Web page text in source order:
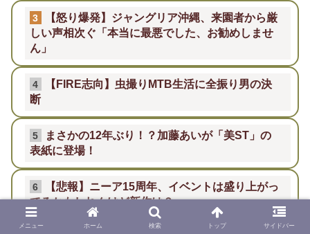
3
【怒り爆発】ジャングリア沖縄、来園者から厳
しい声相次ぐ「本当に最悪でした、お勧めしませ
ん」
4
【FIRE志向】虫撮りMTB生活に全振り男の決
断
5
まさかの12年ぶり！？加藤あいが「美ST」の
表紙に登場！
6
【悲報】ニーア15周年、イベントは盛り上がっ
てるかもしれんけど新作は？
メニュー ホーム 検索 トップ サイドバー